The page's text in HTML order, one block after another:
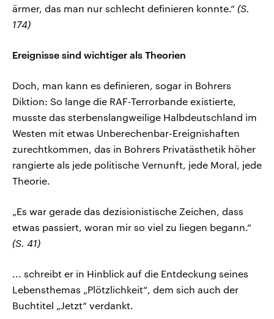
ärmer, das man nur schlecht definieren konnte.“ (S.
174)
Ereignisse sind wichtiger als Theorien
Doch, man kann es definieren, sogar in Bohrers
Diktion: So lange die RAF-Terrorbande existierte,
musste das sterbenslangweilige Halbdeutschland im
Westen mit etwas Unberechenbar-Ereignishaften
zurechtkommen, das in Bohrers Privatästhetik höher
rangierte als jede politische Vernunft, jede Moral, jede
Theorie.
„Es war gerade das dezisionistische Zeichen, dass
etwas passiert, woran mir so viel zu liegen begann.“
(S. 41)
... schreibt er in Hinblick auf die Entdeckung seines
Lebensthemas „Plötzlichkeit“, dem sich auch der
Buchtitel „Jetzt“ verdankt.